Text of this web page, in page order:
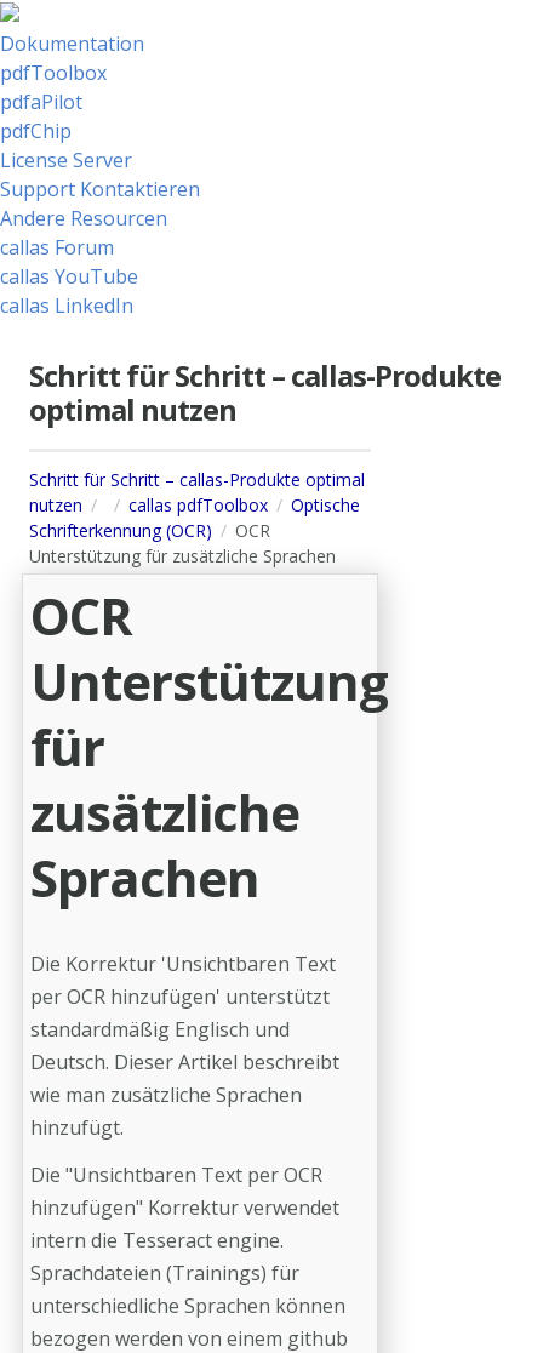
Dokumentation
pdfToolbox
pdfaPilot
pdfChip
License Server
Support Kontaktieren
Andere Resourcen
callas Forum
callas YouTube
callas LinkedIn
Schritt für Schritt – callas-Produkte
optimal nutzen
Schritt für Schritt – callas-Produkte optimal
nutzen
callas pdfToolbox
Optische
Schrifterkennung (OCR)
OCR
Unterstützung für zusätzliche Sprachen
OCR
Unterstützung
für
zusätzliche
Sprachen
Die Korrektur 'Unsichtbaren Text
per OCR hinzufügen' unterstützt
standardmäßig Englisch und
Deutsch. Dieser Artikel beschreibt
wie man zusätzliche Sprachen
hinzufügt.
Die "Unsichtbaren Text per OCR
hinzufügen" Korrektur verwendet
intern die Tesseract engine.
Sprachdateien (Trainings) für
unterschiedliche Sprachen können
bezogen werden von einem github